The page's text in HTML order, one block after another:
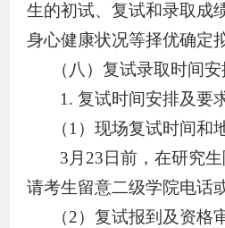
生的初试、复试和录取成
身心健康状况等择优确定
（ 八 ）复试录取时间安
1.复试时间安排及要
（1）现场复试时间和
3月23 日前，在研究
请考生留意二级学院电话
（2）复试报到及资格